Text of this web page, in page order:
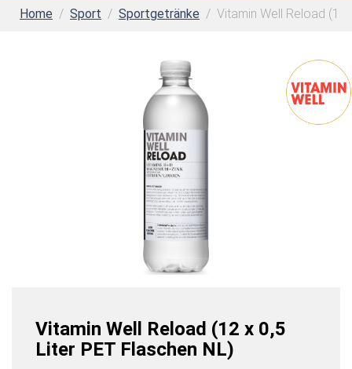
Home Sport Sportgetränke Vitamin Well Reload (12
Vitamin Well Reload (12 x 0,5
Liter PET Flaschen NL)